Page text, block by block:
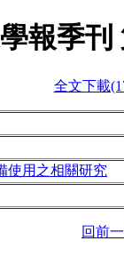
報季刊
全文下載
使用之相關研究
回前